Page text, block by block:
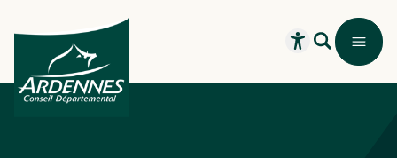
Recherche
Ouvrir leMenu